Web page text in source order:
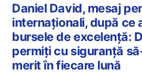
Daniel David, mesaj
internaționali, după ce
bursele de excelență:
permiți cu siguranță
merit în fiecare lună